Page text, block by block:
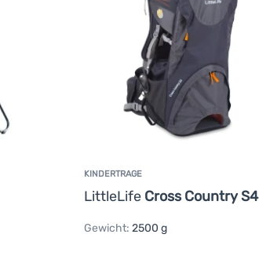
KINDERTRAGE
LittleLife Cross Country S4
Gewicht: 2500 g